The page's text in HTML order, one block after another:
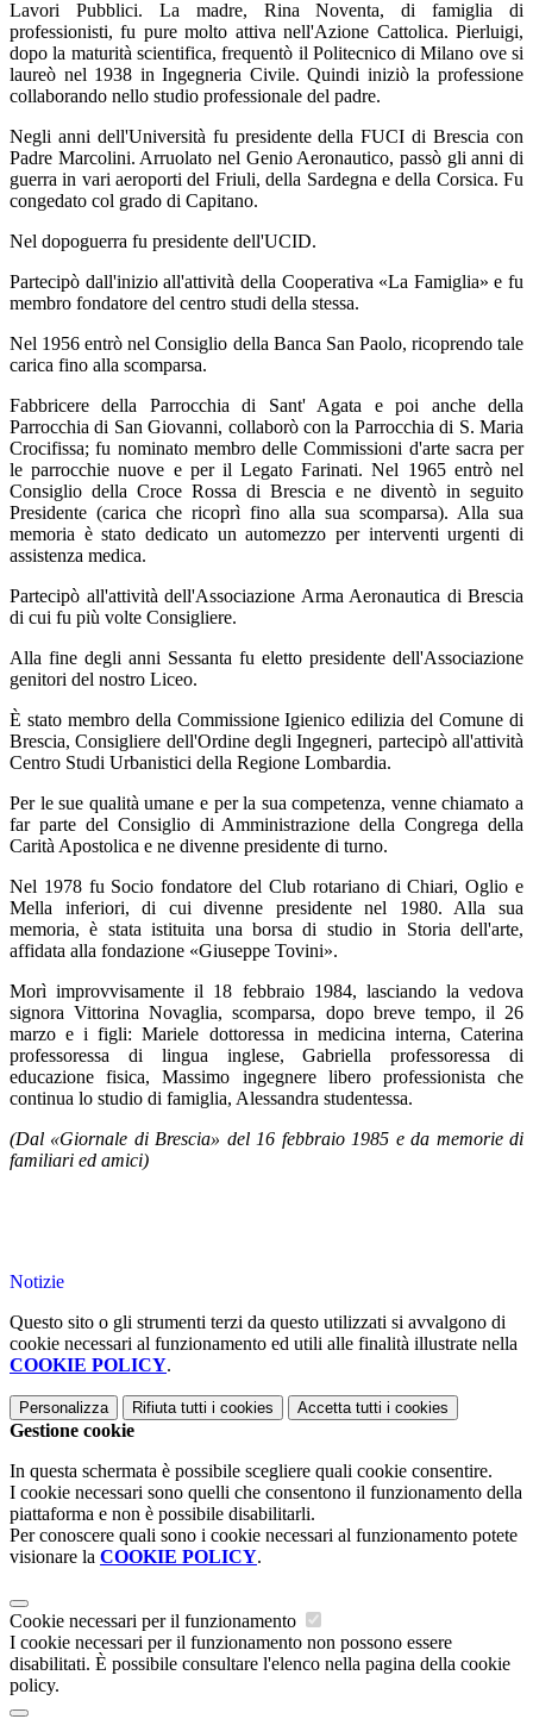
Lavori Pubblici. La madre, Rina Noventa, di famiglia di
professionisti, fu pure molto attiva nell'Azione Cattolica. Pierluigi,
dopo la maturità scientifica, frequentò il Politecnico di Milano ove si
laureò nel 1938 in Ingegneria Civile. Quindi iniziò la professione
collaborando nello studio professionale del padre.
Negli anni dell'Università fu presidente della FUCI di Brescia con
Padre Marcolini. Arruolato nel Genio Aeronautico, passò gli anni di
guerra in vari aeroporti del Friuli, della Sardegna e della Corsica. Fu
congedato col grado di Capitano.
Nel dopoguerra fu presidente dell'UCID.
Partecipò dall'inizio all'attività della Cooperativa «La Famiglia» e fu
membro fondatore del centro studi della stessa.
Nel 1956 entrò nel Consiglio della Banca San Paolo, ricoprendo tale
carica fino alla scomparsa.
Fabbricere della Parrocchia di Sant' Agata e poi anche della
Parrocchia di San Giovanni, collaborò con la Parrocchia di S. Maria
Crocifissa; fu nominato membro delle Commissioni d'arte sacra per
le parrocchie nuove e per il Legato Farinati. Nel 1965 entrò nel
Consiglio della Croce Rossa di Brescia e ne diventò in seguito
Presidente (carica che ricoprì fino alla sua scomparsa). Alla sua
memoria è stato dedicato un automezzo per interventi urgenti di
assistenza medica.
Partecipò all'attività dell'Associazione Arma Aeronautica di Brescia
di cui fu più volte Consigliere.
Alla fine degli anni Sessanta fu eletto presidente dell'Associazione
genitori del nostro Liceo.
È stato membro della Commissione Igienico edilizia del Comune di
Brescia, Consigliere dell'Ordine degli Ingegneri, partecipò all'attività
Centro Studi Urbanistici della Regione Lombardia.
Per le sue qualità umane e per la sua competenza, venne chiamato a
far parte del Consiglio di Amministrazione della Congrega della
Carità Apostolica e ne divenne presidente di turno.
Nel 1978 fu Socio fondatore del Club rotariano di Chiari, Oglio e
Mella inferiori, di cui divenne presidente nel 1980. Alla sua
memoria, è stata istituita una borsa di studio in Storia dell'arte,
affidata alla fondazione «Giuseppe Tovini».
Morì improvvisamente il 18 febbraio 1984, lasciando la vedova
signora Vittorina Novaglia, scomparsa, dopo breve tempo, il 26
marzo e i figli: Mariele dottoressa in medicina interna, Caterina
professoressa di lingua inglese, Gabriella professoressa di
educazione fisica, Massimo ingegnere libero professionista che
continua lo studio di famiglia, Alessandra studentessa.
(Dal «Giornale di Brescia» del 16 febbraio 1985 e da memorie di
familiari ed amici)
Notizie
Questo sito o gli strumenti terzi da questo utilizzati si avvalgono di
cookie necessari al funzionamento ed utili alle finalità illustrate nella
COOKIE POLICY.
Personalizza Rifiuta tutti i cookies Accetta tutti i cookies
Gestione cookie
In questa schermata è possibile scegliere quali cookie consentire.
I cookie necessari sono quelli che consentono il funzionamento della
piattaforma e non è possibile disabilitarli.
Per conoscere quali sono i cookie necessari al funzionamento potete
visionare la COOKIE POLICY.
Cookie necessari per il funzionamento
I cookie necessari per il funzionamento non possono essere
disabilitati. È possibile consultare l'elenco nella pagina della cookie
policy.